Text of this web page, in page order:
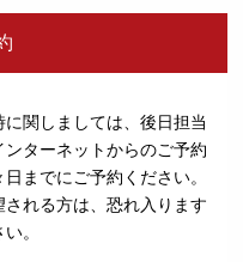
関しましては、後日担当
ンターネットからのご予約
までにご予約ください。
れる方は、恐れ入ります
。